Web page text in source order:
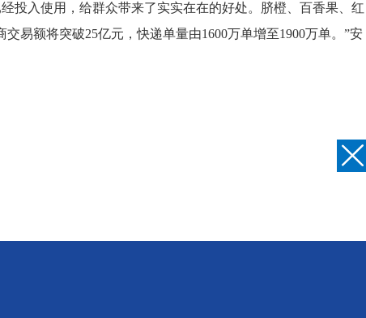
投入使用，给群众带来了实实在在的好处。脐橙、百香果、红
易额将突破25亿元，快递单量由1600万单增至1900万单。”安